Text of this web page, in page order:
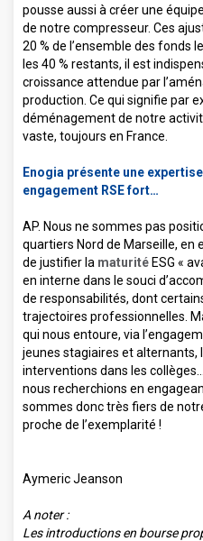
pousse aussi à créer une
de notre compresseur. Ces
20 % de l’ensemble des fonds
les 40 % restants, il est
croissance attendue par
production. Ce qui signifie par
déménagement de notre
vaste, toujours en France.
Enogia présente une
engagement RSE fort
AP. Nous ne sommes pas
quartiers Nord de Marseille, en
de justifier la maturité ESG «
en interne dans le souci
de responsabilités, dont
trajectoires professionnelles.
qui nous entoure, via
jeunes stagiaires et alternants,
interventions dans les
nous recherchions en
sommes donc très fiers de
proche de l’exemplarité !
Aymeric Jeanson
A noter :
Les introductions en bourse